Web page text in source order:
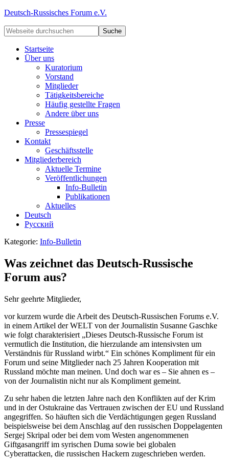
Deutsch-Russisches Forum e.V.
Startseite
Über uns
Kuratorium
Vorstand
Mitglieder
Tätigkeitsbereiche
Häufig gestellte Fragen
Andere über uns
Presse
Pressespiegel
Kontakt
Geschäftsstelle
Mitgliederbereich
Aktuelle Termine
Veröffentlichungen
Info-Bulletin
Publikationen
Aktuelles
Deutsch
Русский
Kategorie: Info-Bulletin
Was zeichnet das Deutsch-Russische
Forum aus?
Sehr geehrte Mitglieder,
vor kurzem wurde die Arbeit des Deutsch-Russischen Forums e.V.
in einem Artikel der WELT von der Journalistin Susanne Gaschke
wie folgt charakterisiert „Dieses Deutsch-Russische Forum ist
vermutlich die Institution, die hierzulande am intensivsten um
Verständnis für Russland wirbt.“ Ein schönes Kompliment für ein
Forum und seine Mitglieder nach 25 Jahren Kooperation mit
Russland möchte man meinen. Und doch war es – Sie ahnen es –
von der Journalistin nicht nur als Kompliment gemeint.
Zu sehr haben die letzten Jahre nach den Konflikten auf der Krim
und in der Ostukraine das Vertrauen zwischen der EU und Russland
angegriffen. So häuften sich die Verdächtigungen gegen Russland
beispielsweise bei dem Anschlag auf den russischen Doppelagenten
Sergej Skripal oder bei dem vom Westen angenommenen
Giftgasangriff im syrischen Duma sowie bei globalen
Cyberattacken, die russischen Hackern zugeschrieben werden.